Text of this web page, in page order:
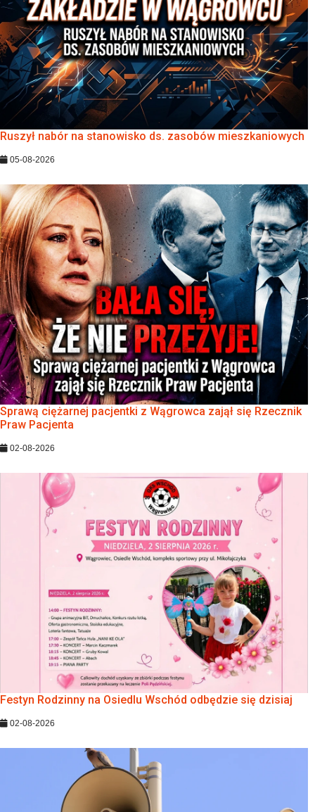
Ruszył nabór na stanowisko ds. zasobów mieszkaniowych
05-08-2026
Sprawą ciężarnej pacjentki z Wągrowca zajął się Rzecznik
Praw Pacjenta
02-08-2026
Festyn Rodzinny na Osiedlu Wschód odbędzie się dzisiaj
02-08-2026